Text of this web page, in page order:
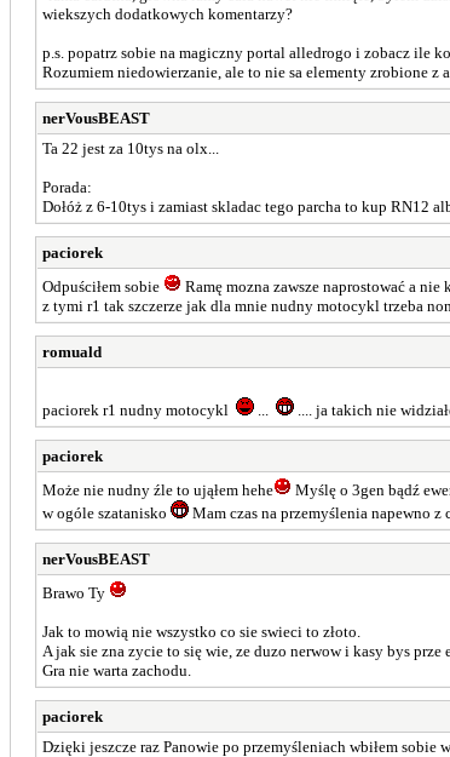
wiekszych dodatkowych komentarzy?
p.s. popatrz sobie na magiczny portal alledrogo i zobacz ile
Rozumiem niedowierzanie, ale to nie sa elementy zrobione z
nerVousBEAST
Ta 22 jest za 10tys na olx...
Porada:
Dołóż z 6-10tys i zamiast skladac tego parcha to kup RN12
paciorek
Odpuściłem sobie
Ramę mozna zawsze naprostować a
z tymi r1 tak szczerze jak dla mnie nudny motocykl trzeba
romuald
paciorek r1 nudny motocykl .... ja takich nie
paciorek
Może nie nudny źle to ująłem hehe
Myślę o 3gen bądź
w ogóle szatanisko
Mam czas na przemyślenia napewno
nerVousBEAST
Brawo Ty
Jak to mowią nie wszystko co sie swieci to złoto.
A jak sie zna zycie to się wie, ze duzo nerwow i kasy bys prze
Gra nie warta zachodu.
paciorek
Dzięki jeszcze raz Panowie po przemyśleniach wbiłem sobie